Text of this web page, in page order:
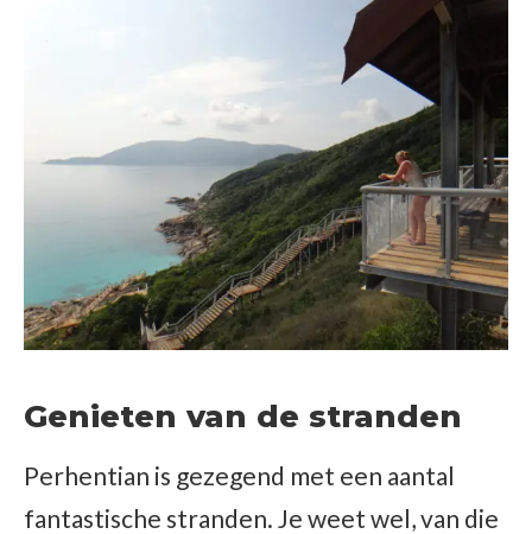
Genieten van de stranden
Perhentian is gezegend met een aantal
fantastische stranden. Je weet wel, van die